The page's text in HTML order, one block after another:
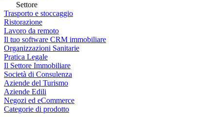
Settore
Trasporto e stoccaggio
Ristorazione
Lavoro da remoto
Il tuo software CRM immobiliare
Organizzazioni Sanitarie
Pratica Legale
Il Settore Immobiliare
Società di Consulenza
Aziende del Turismo
Aziende Edili
Negozi ed eCommerce
Categorie di prodotto